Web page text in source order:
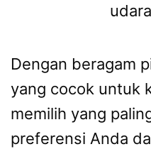
udara
Dengan beragam
yang cocok untuk
memilih yang
preferensi Anda